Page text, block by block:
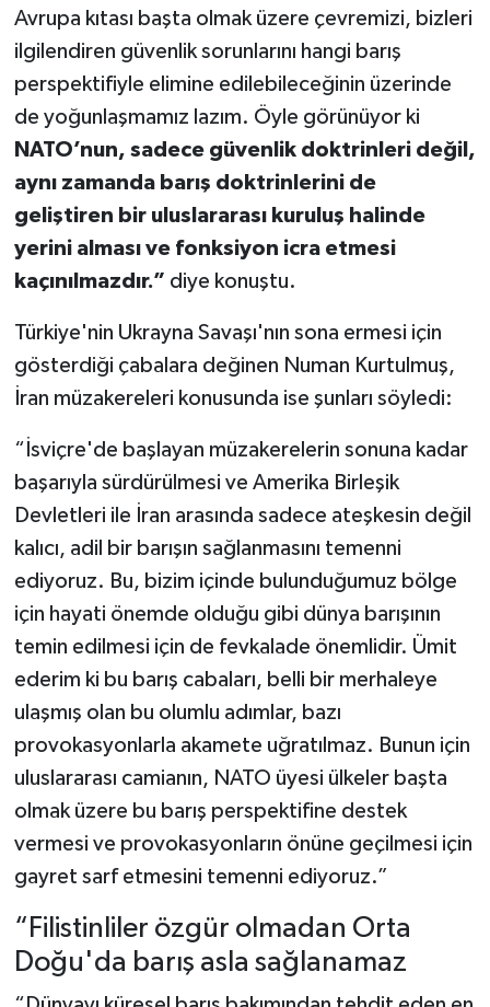
Avrupa kıtası başta olmak üzere çevremizi, bizleri
ilgilendiren güvenlik sorunlarını hangi barış
perspektifiyle elimine edilebileceğinin üzerinde
de yoğunlaşmamız lazım. Öyle görünüyor ki
NATO’nun, sadece güvenlik doktrinleri değil,
aynı zamanda barış doktrinlerini de
geliştiren bir uluslararası kuruluş halinde
yerini alması ve fonksiyon icra etmesi
kaçınılmazdır.” diye konuştu.
Türkiye'nin Ukrayna Savaşı'nın sona ermesi için
gösterdiği çabalara değinen Numan Kurtulmuş,
İran müzakereleri konusunda ise şunları söyledi:
“İsviçre'de başlayan müzakerelerin sonuna kadar
başarıyla sürdürülmesi ve Amerika Birleşik
Devletleri ile İran arasında sadece ateşkesin değil
kalıcı, adil bir barışın sağlanmasını temenni
ediyoruz. Bu, bizim içinde bulunduğumuz bölge
için hayati önemde olduğu gibi dünya barışının
temin edilmesi için de fevkalade önemlidir. Ümit
ederim ki bu barış cabaları, belli bir merhaleye
ulaşmış olan bu olumlu adımlar, bazı
provokasyonlarla akamete uğratılmaz. Bunun için
uluslararası camianın, NATO üyesi ülkeler başta
olmak üzere bu barış perspektifine destek
vermesi ve provokasyonların önüne geçilmesi için
gayret sarf etmesini temenni ediyoruz.”
“Filistinliler özgür olmadan Orta
Doğu'da barış asla sağlanamaz